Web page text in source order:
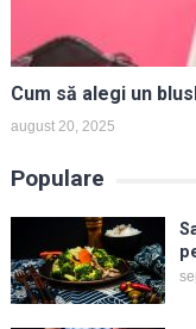
Cum să alegi un
august 20, 2025
Populare